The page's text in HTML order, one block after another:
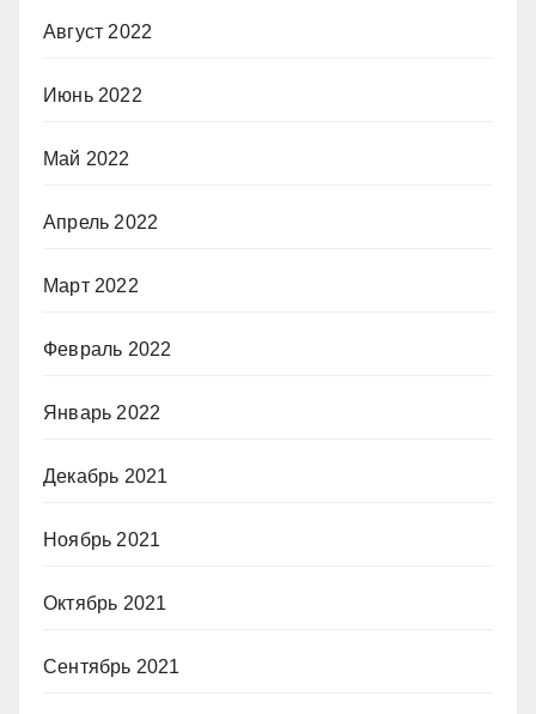
Август 2022
Июнь 2022
Май 2022
Апрель 2022
Март 2022
Февраль 2022
Январь 2022
Декабрь 2021
Ноябрь 2021
Октябрь 2021
Сентябрь 2021